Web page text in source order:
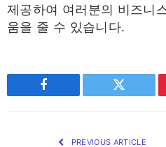
제공하여 여러분의 비즈니
움을 줄 수 있습니다.
Facebook Twitter
PREVIOUS ARTICLE